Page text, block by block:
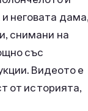
неговата
снимани на
със
Видеото е
от историята,